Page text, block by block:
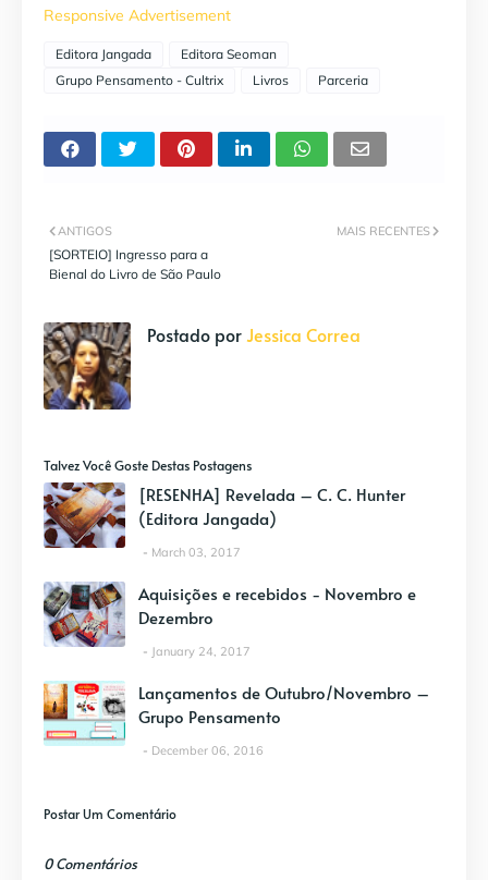
Responsive Advertisement
Editora Jangada
Editora Seoman
Grupo Pensamento - Cultrix
Livros Parceria
MAIS RECENTES
ANTIGOS
[SORTEIO] Ingresso para a
Bienal do Livro de São Paulo
Postado porJessica Correa
Talvez Você Goste Destas Postagens
[RESENHA] Revelada – C. C. Hunter
(Editora Jangada)
March 03, 2017
Aquisições e recebidos - Novembro e
Dezembro
January 24, 2017
Lançamentos de Outubro/Novembro –
Grupo Pensamento
December 06, 2016
Postar Um Comentário
0 Comentários